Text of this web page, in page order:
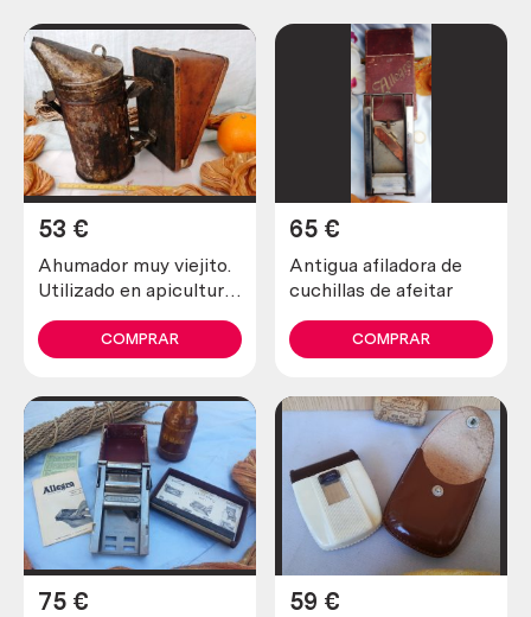
Ahumador muy viejito.
Utilizado en apicultura
abejas
53 €
COMPRAR
Antigua afiladora de
cuchillas de afeitar
65 €
COMPRAR
75 € 59 €